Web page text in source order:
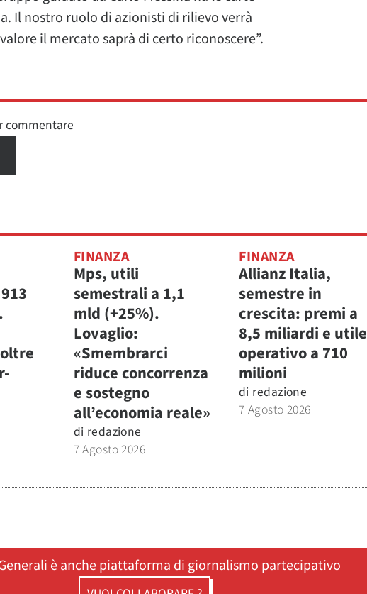
Il nostro ruolo di azionisti di rilievo verrà
il mercato saprà di certo riconoscere”.
commentare
FINANZA
Mps, utili
semestrali a 1,1
mld (+25%).
Lovaglio:
«Smembrarci
riduce concorrenza
e sostegno
all’economia reale»
di redazione
7 Agosto 2026
FINANZA
Allianz Italia,
semestre in
crescita: premi a
8,5 miliardi e utile
operativo a 710
milioni
di redazione
7 Agosto 2026
è anche piattaforma di giornalismo partecipativo